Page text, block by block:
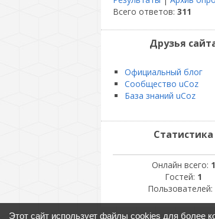
Всего ответов: 311
Друзья
Официальный блог
Сообщество uCoz
База знаний uCoz
Статистика
Онлайн всего: 1
Гостей: 1
Пользователей:
Этот сайт использует файлы cookies для более